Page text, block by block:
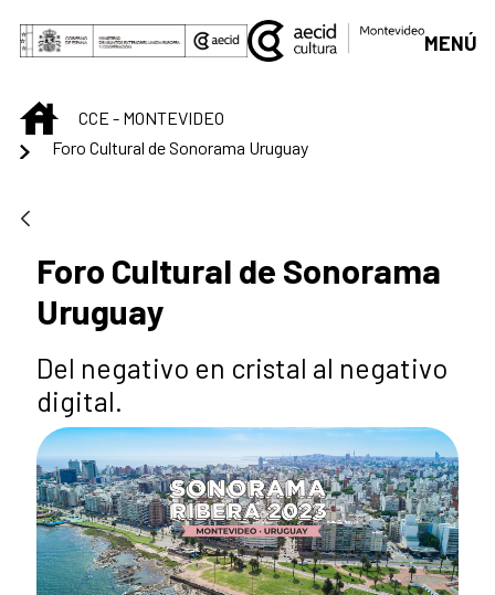
Saltar al contenido principal
MENÚ
INICIOCCE - MONTEVIDEO
Foro Cultural de Sonorama Uruguay
Foro Cultural de Sonorama
Uruguay
Del negativo en cristal al negativo
digital.